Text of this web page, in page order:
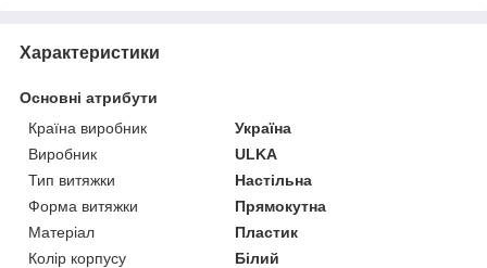
Характеристики
Основні атрибути
Країна виробник
Україна
Виробник
ULKA
Тип витяжки
Настільна
Форма витяжки
Прямокутна
Матеріал
Пластик
Колір корпусу
Білий